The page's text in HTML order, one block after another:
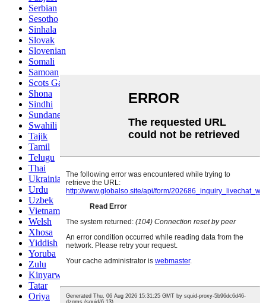
Serbian
Sesotho
Sinhala
Slovak
Slovenian
Somali
Samoan
Scots Gaelic
Shona
Sindhi
Sundanese
Swahili
Tajik
Tamil
Telugu
Thai
Ukrainian
Urdu
Uzbek
Vietnamese
Welsh
Xhosa
Yiddish
Yoruba
Zulu
Kinyarwanda
Tatar
Oriya